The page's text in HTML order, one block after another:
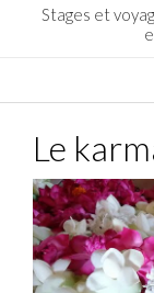
Stages et
Le